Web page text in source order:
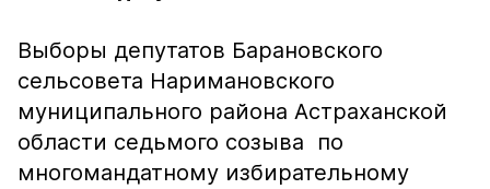
Выборы депутатов Барановского
сельсовета Наримановского
муниципального района Астраханской
области седьмого созыва по
многомандатному избирательному